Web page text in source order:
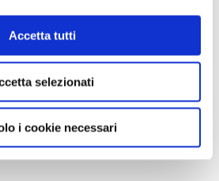
Accetta tutti
selezionati
i cookie necessari